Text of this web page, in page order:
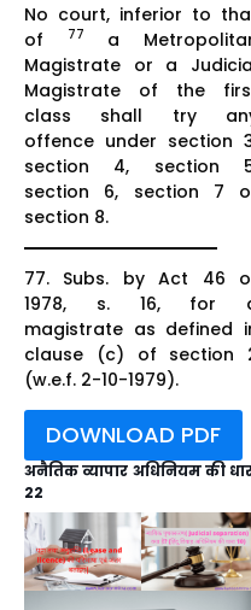
No court, inferior to
of
77
a
Magistrate or a
Magistrate of the
class shall try
offence under section
section 4, section
section 6, section 7
section 8.
77. Subs. by Act 46
1978, s. 16, for
magistrate as defined
clause (c) of section
(w.e.f. 2-10-1979).
DOWNLOAD PDF
अनैतिक व्यापार अधिनियम की
22